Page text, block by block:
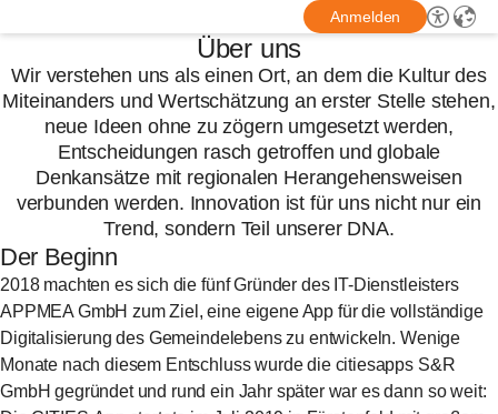
Anmelden
Über uns
Wir verstehen uns als einen Ort, an dem die Kultur des
Miteinanders und Wertschätzung an erster Stelle stehen,
neue Ideen ohne zu zögern umgesetzt werden,
Entscheidungen rasch getroffen und globale
Denkansätze mit regionalen Herangehensweisen
verbunden werden. Innovation ist für uns nicht nur ein
Trend, sondern Teil unserer DNA.
Der Beginn
2018 machten es sich die fünf Gründer des IT-Dienstleisters
APPMEA GmbH zum Ziel, eine eigene App für die vollständige
Digitalisierung des Gemeindelebens zu entwickeln. Wenige
Monate nach diesem Entschluss wurde die citiesapps S&R
GmbH gegründet und rund ein Jahr später war es dann so weit: